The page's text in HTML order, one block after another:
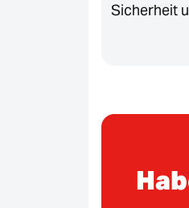
Sicherheit